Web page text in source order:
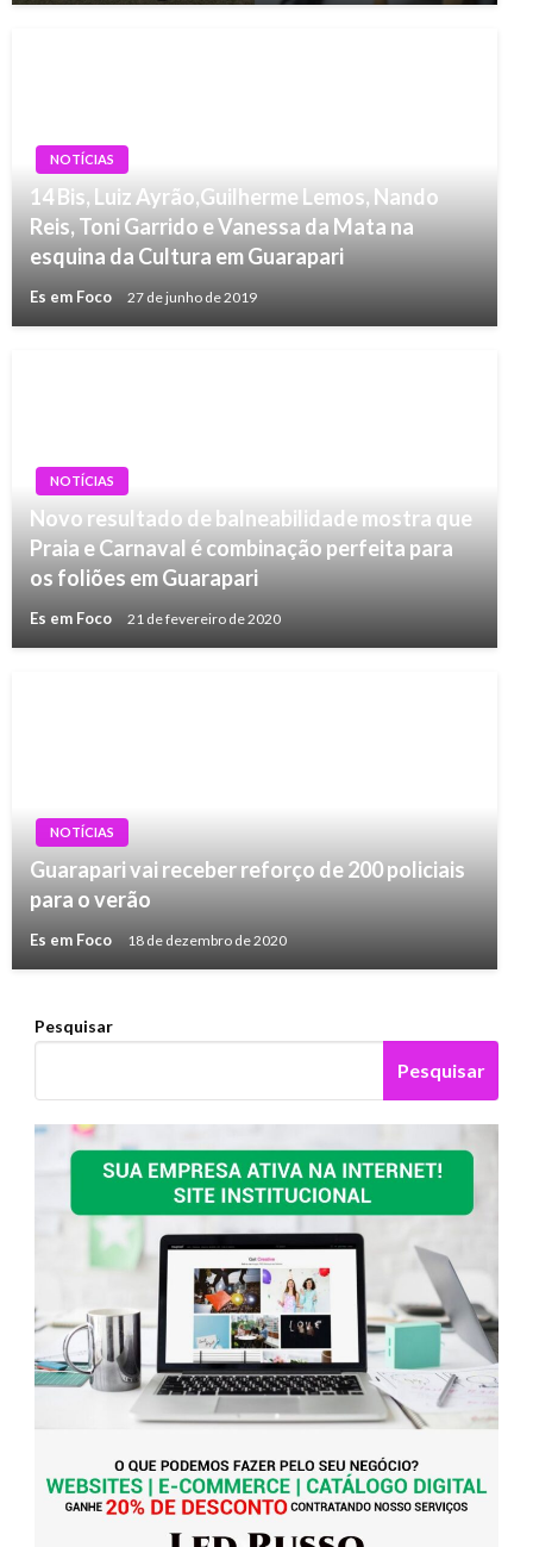
NOTÍCIAS
14 Bis, Luiz Ayrão,Guilherme Lemos, Nando
Reis, Toni Garrido e Vanessa da Mata na
esquina da Cultura em Guarapari
Es em Foco 27 de junho de 2019
NOTÍCIAS
Novo resultado de balneabilidade mostra que
Praia e Carnaval é combinação perfeita para
os foliões em Guarapari
Es em Foco 21 de fevereiro de 2020
NOTÍCIAS
Guarapari vai receber reforço de 200 policiais
para o verão
Es em Foco 18 de dezembro de 2020
Pesquisar
Pesquisar